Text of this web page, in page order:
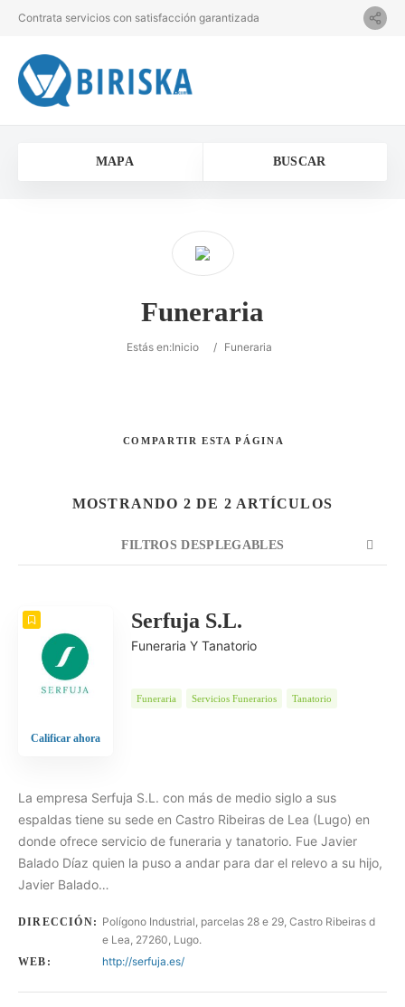
Contrata servicios con satisfacción garantizada
MAPA BUSCAR
Buscar
Funeraria
Estás en:Inicio / Funeraria
COMPARTIR ESTA PÁGINA
MOSTRANDO 2 DE 2 ARTÍCULOS
FILTROS DESPLEGABLES
CUENTA
Calificar ahora
Serfuja S.L.
Funeraria Y Tanatorio
Funeraria Servicios Funerarios Tanatorio
La empresa Serfuja S.L. con más de medio siglo a sus
espaldas tiene su sede en Castro Ribeiras de Lea (Lugo) en
donde ofrece servicio de funeraria y tanatorio. Fue Javier
Balado Díaz quien la puso a andar para dar el relevo a su hijo,
Javier Balado…
DIRECCIÓN: Polígono Industrial, parcelas 28 e 29, Castro Ribeiras d
e Lea, 27260, Lugo.
WEB: http://serfuja.es/